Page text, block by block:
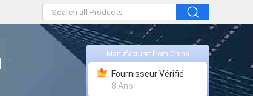
Manufacturer from China
Fournisseur Vérifié
8 Ans